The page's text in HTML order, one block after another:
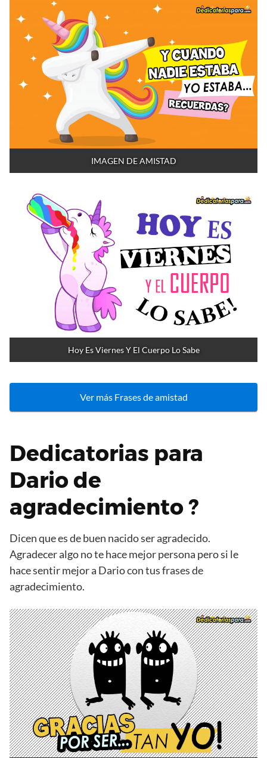
IMAGEN DE AMISTAD
Hoy Es Viernes Y El Cuerpo Lo Sabe
Ver más Frases de amistad
Dedicatorias para
Dario de
agradecimiento ?
Dicen que es de buen nacido ser agradecido.
Agradecer algo no te hace mejor persona pero si le
hace sentir mejor a Dario con tus frases de
agradecimiento.